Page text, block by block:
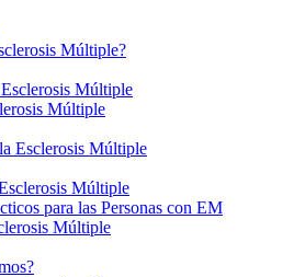
Múltiple?
Múltiple
Múltiple
Esclerosis Múltiple
Múltiple
para las Personas con EM
Múltiple